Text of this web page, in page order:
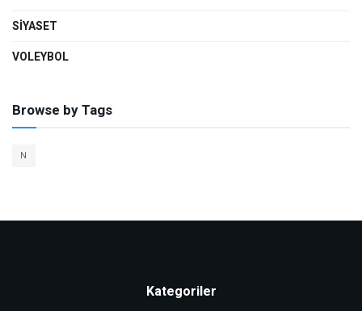
SIYASET
VOLEYBOL
Browse by Tags
N
Kategoriler